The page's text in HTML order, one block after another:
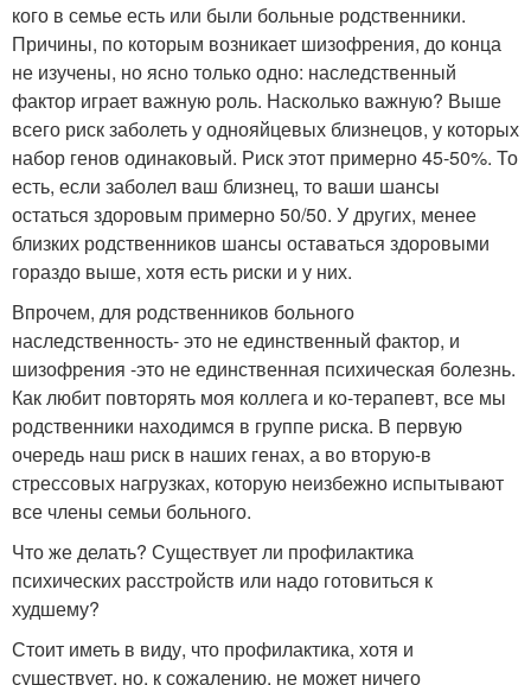
кого в семье есть или были больные родственники.
Причины, по которым возникает шизофрения, до конца
не изучены, но ясно только одно: наследственный
фактор играет важную роль. Насколько важную? Выше
всего риск заболеть у однояйцевых близнецов, у которых
набор генов одинаковый. Риск этот примерно 45-50%. То
есть, если заболел ваш близнец, то ваши шансы
остаться здоровым примерно 50/50. У других, менее
близких родственников шансы оставаться здоровыми
гораздо выше, хотя есть риски и у них.
Впрочем, для родственников больного
наследственность- это не единственный фактор, и
шизофрения -это не единственная психическая болезнь.
Как любит повторять моя коллега и ко-терапевт, все мы
родственники находимся в группе риска. В первую
очередь наш риск в наших генах, а во вторую-в
стрессовых нагрузках, которую неизбежно испытывают
все члены семьи больного.
Что же делать? Существует ли профилактика
психических расстройств или надо готовиться к
худшему?
Стоит иметь в виду, что профилактика, хотя и
существует, но, к сожалению, не может ничего